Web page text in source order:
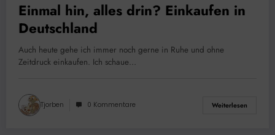
Einmal hin, alles drin? Einkaufen in
Deutschland
Auch heute gehe ich immer noch gerne in Ruhe und ohne
Zeitdruck einkaufen. Ich schaue…
Tjorben 0 Kommentare Weiterlesen